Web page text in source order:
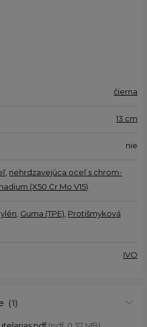
čierna
13 cm
nie
nehrdzavejúca oceľ s chrom-
(X50 Cr Mo V15)
Guma (TPE) Protišmyková
IVO
(1)